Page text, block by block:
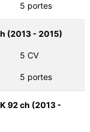
5 portes
(2013 - 2015)
5 CV
5 portes
92 ch (2013 -